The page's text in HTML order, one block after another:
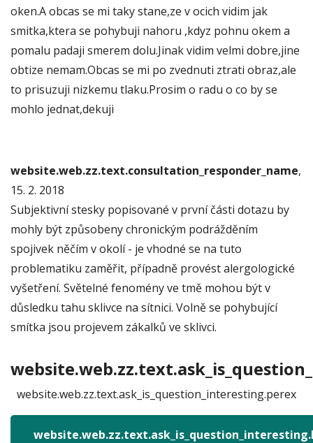
oken.A obcas se mi taky stane,ze v ocich vidim jak
smitka,ktera se pohybuji nahoru ,kdyz pohnu okem a
pomalu padaji smerem dolu.Jinak vidim velmi dobre,jine
obtize nemam.Obcas se mi po zvednuti ztrati obraz,ale
to prisuzuji nizkemu tlaku.Prosim o radu o co by se
mohlo jednat,dekuji
website.web.zz.text.consultation_responder_name,
15. 2. 2018
Subjektivní stesky popisované v první části dotazu by
mohly být způsobeny chronickým podrážděním
spojivek něčím v okolí - je vhodné se na tuto
problematiku zaměřit, případně provést alergologické
vyšetření. Světelné fenomény ve tmě mohou být v
důsledku tahu sklivce na sítnici. Volně se pohybující
smítka jsou projevem zákalků ve sklivci.
website.web.zz.text.ask_is_question_interesting.perex